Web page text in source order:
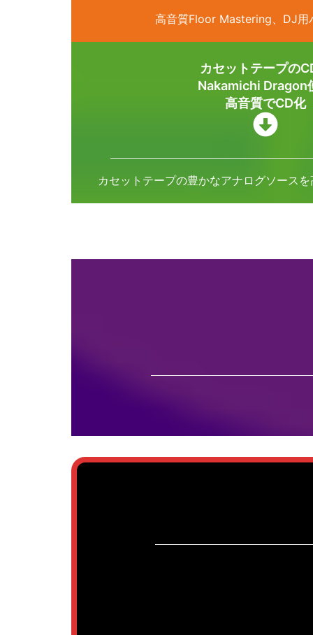
高音質Floor Mastering、DJ用
カセットテープの
Nakamichi Dragon
高音質でCD化
カセットテープの豊かなアナログソース